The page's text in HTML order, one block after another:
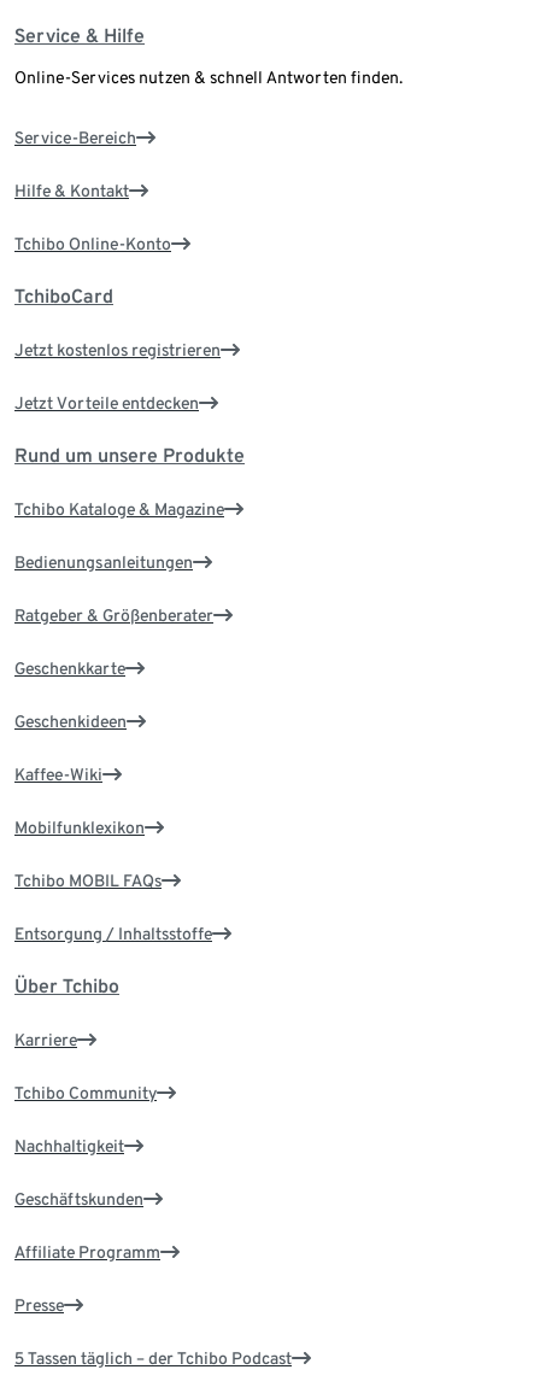
Service & Hilfe
Online-Services nutzen & schnell Antworten finden.
Service-Bereich
Hilfe & Kontakt
Tchibo Online-Konto
TchiboCard
Jetzt kostenlos registrieren
Jetzt Vorteile entdecken
Rund um unsere Produkte
Tchibo Kataloge & Magazine
Bedienungsanleitungen
Ratgeber & Größenberater
Geschenkkarte
Geschenkideen
Kaffee-Wiki
Mobilfunklexikon
Tchibo MOBIL FAQs
Entsorgung / Inhaltsstoffe
Über Tchibo
Karriere
Tchibo Community
Nachhaltigkeit
Geschäftskunden
Affiliate Programm
Presse
5 Tassen täglich – der Tchibo Podcast